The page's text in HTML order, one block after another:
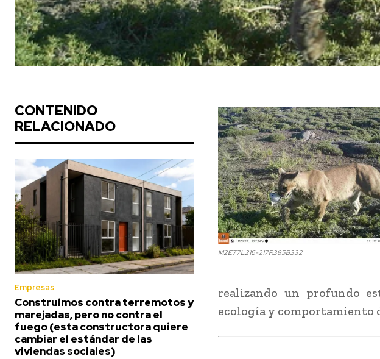
CONTENIDO
RELACIONADO
Empresas
Construimos contra terremotos y
marejadas, pero no contra el
fuego (esta constructora quiere
cambiar el estándar de las
viviendas sociales)
M2E77L216-217R385B332
realizando un profundo
ecología y comportamiento